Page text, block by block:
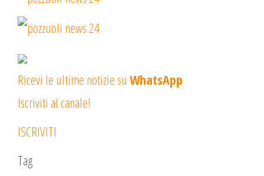
Ricevi le ultime notizie su WhatsApp
Iscriviti al canale!
ISCRIVITI
Tag